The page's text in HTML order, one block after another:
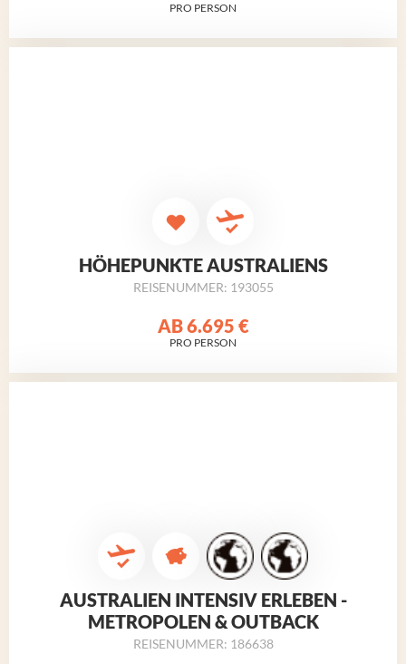
PRO PERSON
HÖHEPUNKTE AUSTRALIENS
REISENUMMER: 193055
AB6.695 €
PRO PERSON
AUSTRALIEN INTENSIV ERLEBEN -
METROPOLEN & OUTBACK
REISENUMMER: 186638